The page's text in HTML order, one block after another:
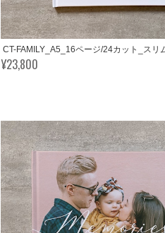
CT-FAMILY_A5_16ページ/24カット_スリ
¥23,800